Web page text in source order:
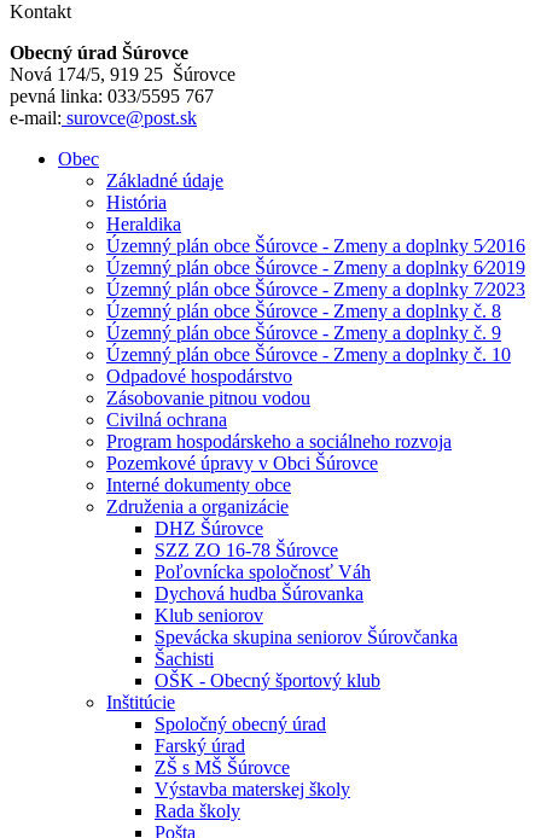
Kontakt
Obecný úrad Šúrovce
Nová 174/5, 919 25 Šúrovce
pevná linka: 033/5595 767
e-mail: surovce@post.sk
Obec
Základné údaje
História
Heraldika
Územný plán obce Šúrovce - Zmeny a doplnky 5⁄2016
Územný plán obce Šúrovce - Zmeny a doplnky 6⁄2019
Územný plán obce Šúrovce - Zmeny a doplnky 7⁄2023
Územný plán obce Šúrovce - Zmeny a doplnky č. 8
Územný plán obce Šúrovce - Zmeny a doplnky č. 9
Územný plán obce Šúrovce - Zmeny a doplnky č. 10
Odpadové hospodárstvo
Zásobovanie pitnou vodou
Civilná ochrana
Program hospodárskeho a sociálneho rozvoja
Pozemkové úpravy v Obci Šúrovce
Interné dokumenty obce
Združenia a organizácie
DHZ Šúrovce
SZZ ZO 16-78 Šúrovce
Poľovnícka spoločnosť Váh
Dychová hudba Šúrovanka
Klub seniorov
Spevácka skupina seniorov Šúrovčanka
Šachisti
OŠK - Obecný športový klub
Inštitúcie
Spoločný obecný úrad
Farský úrad
ZŠ s MŠ Šúrovce
Výstavba materskej školy
Rada školy
Pošta